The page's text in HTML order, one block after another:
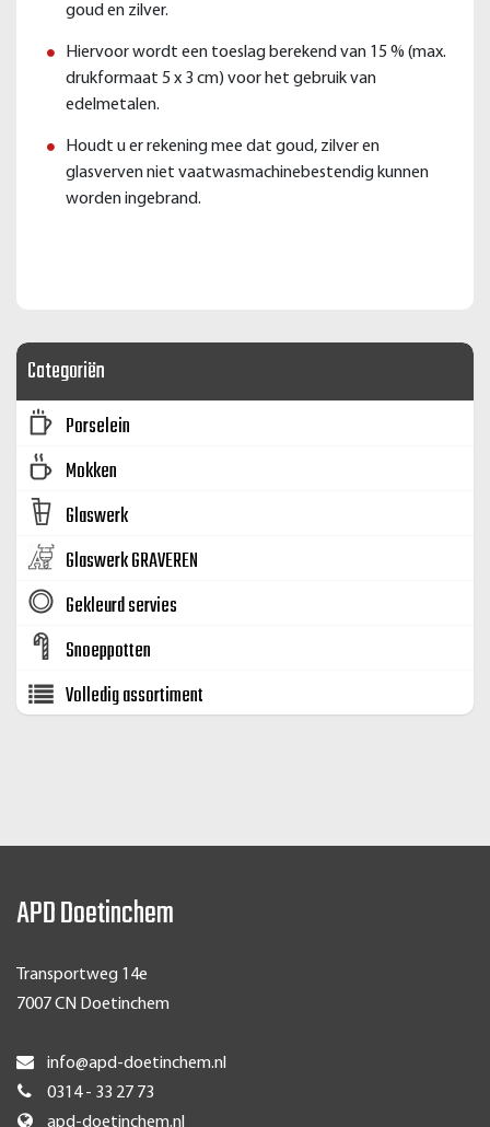
goud en zilver.
Hiervoor wordt een toeslag berekend van 15 % (max.
drukformaat 5 x 3 cm) voor het gebruik van
edelmetalen.
Houdt u er rekening mee dat goud, zilver en
glasverven niet vaatwasmachinebestendig kunnen
worden ingebrand.
Categoriën
Porselein
Mokken
Glaswerk
Glaswerk GRAVEREN
Gekleurd servies
Snoeppotten
Volledig assortiment
APD Doetinchem
Transportweg 14e
7007 CN Doetinchem
info@apd-doetinchem.nl
0314 - 33 27 73
apd-doetinchem.nl